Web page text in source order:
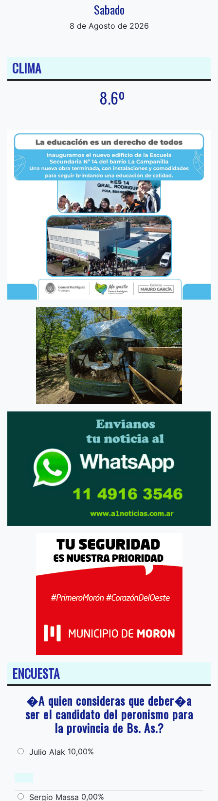
Sabado
8 de Agosto de 2026
CLIMA
8.6º
ENCUESTA
�A quien consideras que deber�a
ser el candidato del peronismo para
la provincia de Bs. As.?
Julio Alak 10,00%
Sergio Massa 0,00%